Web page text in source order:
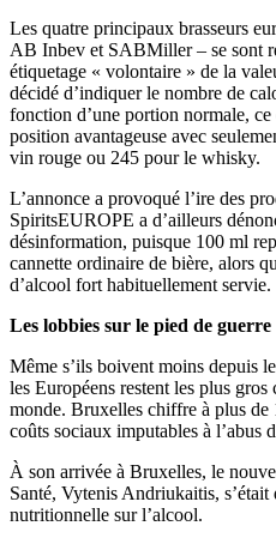
Les quatre principaux brasseurs
AB Inbev et SABMiller – se sont
étiquetage « volontaire » de la
décidé d’indiquer le nombre de
fonction d’une portion normale,
position avantageuse avec
vin rouge ou 245 pour le whisky.
L’annonce a provoqué l’ire des
SpiritsEUROPE a d’ailleurs
désinformation, puisque 100 ml
cannette ordinaire de bière, alors
d’alcool fort habituellement servie.
Les lobbies sur le pied de guerre
Même s’ils boivent moins depuis
les Européens restent les plus gros
monde. Bruxelles chiffre à plus de
coûts sociaux imputables à l’abus
À son arrivée à Bruxelles, le
Santé, Vytenis Andriukaitis,
nutritionnelle sur l’alcool.